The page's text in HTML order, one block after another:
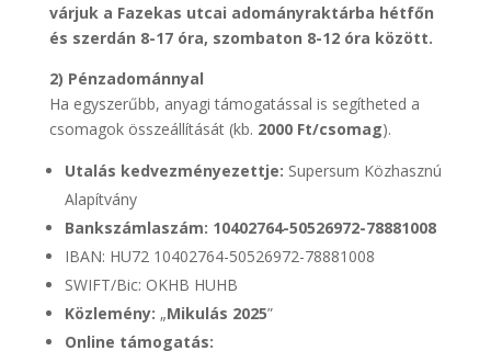
várjuk a Fazekas utcai adományraktárba hétfőn
és szerdán 8-17 óra, szombaton 8-12 óra között.
2) Pénzadománnyal
Ha egyszerűbb, anyagi támogatással is segítheted a
csomagok összeállítását (kb. 2000 Ft/csomag).
Utalás kedvezményezettje: Supersum Közhasznú
Alapítvány
Bankszámlaszám: 10402764-50526972-78881008
IBAN: HU72 10402764-50526972-78881008
SWIFT/Bic: OKHB HUHB
Közlemény: „Mikulás 2025”
Online támogatás: